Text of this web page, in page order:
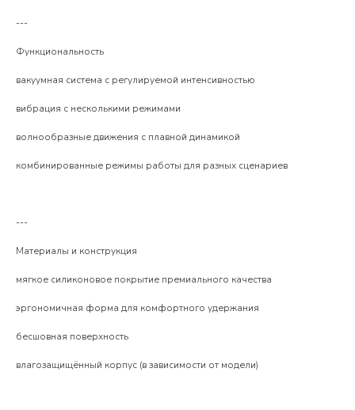
---
Функциональность
вакуумная система с регулируемой интенсивностью
вибрация с несколькими режимами
волнообразные движения с плавной динамикой
комбинированные режимы работы для разных сценариев
---
Материалы и конструкция
мягкое силиконовое покрытие премиального качества
эргономичная форма для комфортного удержания
бесшовная поверхность
влагозащищённый корпус (в зависимости от модели)